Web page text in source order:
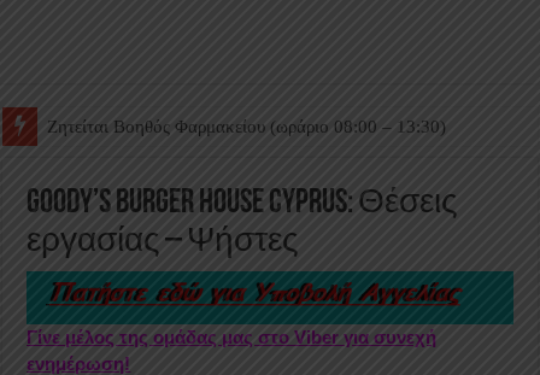
Ζητείται Βοηθός Θαλάμου
Goody’s Burger House Cyprus: Θέσεις
εργασίας – Ψήστες
Γίνε μέλος της ομάδας μας στο Viber για συνεχή
ενημέρωση!